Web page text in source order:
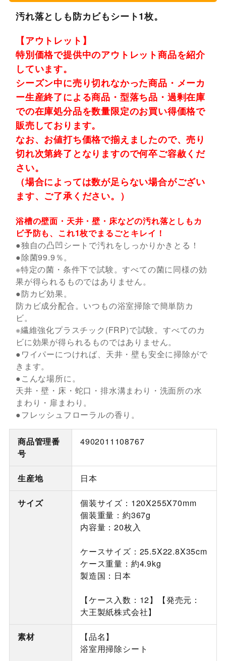
汚れ落としも防カビもシート1枚。
【アウトレット】
特別価格で提供中のアウトレット商品を紹介
しています。
シーズン中に売り切れなかった商品・メーカ
ー生産終了による商品・型落ち品・過剰在庫
での在庫処分品を数量限定のお買い得価格で
販売しております。
なお、お値打ち価格で揃えましたので、売り
切れ次第終了となりますので何卒ご容赦くだ
さい。
（場合によっては数が足らない場合がござい
ます、ご了承ください。）
浴槽の壁面・天井・壁・床などの汚れ落としもカ
ビ予防も、これ1枚でまるごとキレイ！
●独自の凸凹シートで汚れをしっかりかきとる！
●除菌99.9％。
※特定の菌・条件下で試験。すべての菌に同様の効
果が得られるものではありません。
●防カビ効果。
防カビ成分配合。いつもの浴室掃除で簡単防カ
ビ。
※繊維強化プラスチック(FRP)で試験。すべてのカ
ビに効果が得られるものではありません。
●ワイパーにつければ、天井・壁も安全に掃除がで
きます。
●こんな場所に。
天井・壁・床・蛇口・排水溝まわり・洗面所の水
まわり・扉まわり。
●フレッシュフローラルの香り。
商品管理番
号
4902011108767
生産地 日本
サイズ
個装サイズ：120X255X70mm
個装重量：約367g
内容量：20枚入
ケースサイズ：25.5X22.8X35cm
ケース重量：約4.9kg
製造国：日本
【ケース入数：12】【発売元：
大王製紙株式会社】
素材
【品名】
浴室用掃除シート